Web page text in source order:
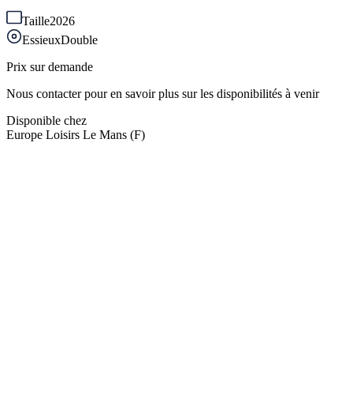
Taille2026
EssieuxDouble
Prix sur demande
Nous contacter pour en savoir plus sur les disponibilités à venir
Disponible chez
Europe Loisirs Le Mans (F)